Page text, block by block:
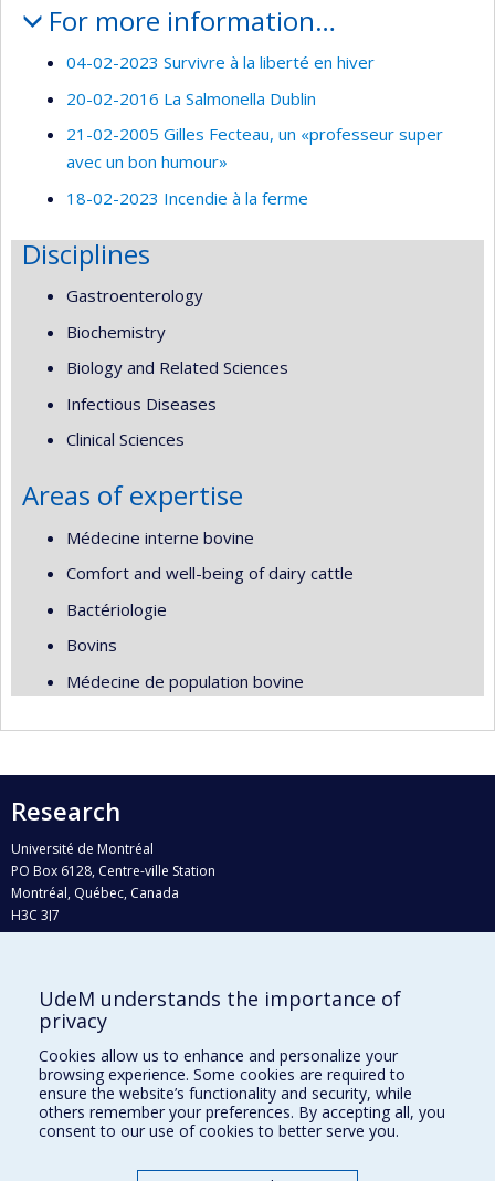
For more information…
04-02-2023 Survivre à la liberté en hiver
20-02-2016 La Salmonella Dublin
21-02-2005 Gilles Fecteau, un «professeur super
avec un bon humour»
18-02-2023 Incendie à la ferme
Disciplines
Gastroenterology
Biochemistry
Biology and Related Sciences
Infectious Diseases
Clinical Sciences
Areas of expertise
Médecine interne bovine
Comfort and well-being of dairy cattle
Bactériologie
Bovins
Médecine de population bovine
Research
Université de Montréal
PO Box 6128, Centre-ville Station
Montréal, Québec, Canada
H3C 3J7
Who does what?
Find us
Site map
Accessibility
UdeM understands the importance of
privacy
Cookies allow us to enhance and personalize your
browsing experience. Some cookies are required to
ensure the website’s functionality and security, while
others remember your preferences. By accepting all, you
consent to our use of cookies to better serve you.